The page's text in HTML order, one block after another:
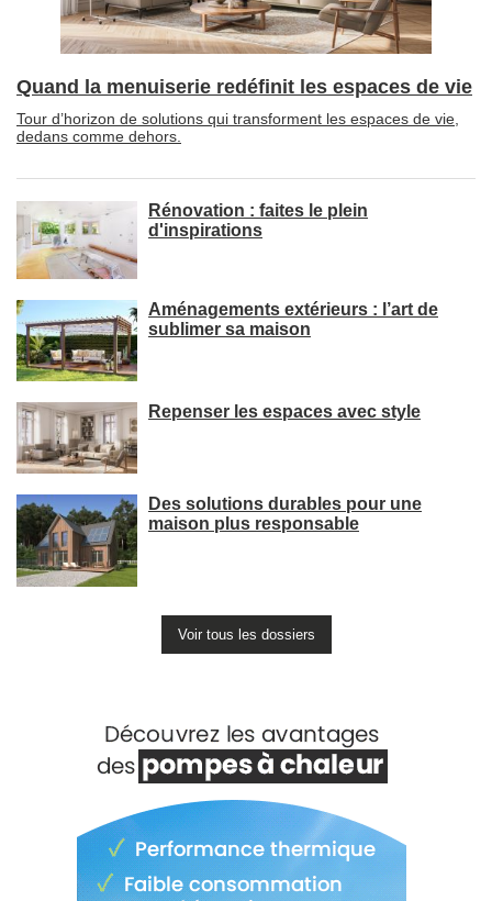
Quand la menuiserie redéfinit les espaces de vie
Tour d’horizon de solutions qui transforment les espaces de vie,
dedans comme dehors.
Rénovation : faites le plein
d'inspirations
Aménagements extérieurs : l’art de
sublimer sa maison
Repenser les espaces avec style
Des solutions durables pour une
maison plus responsable
Voir tous les dossiers